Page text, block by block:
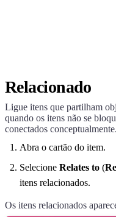
Relacionado
Ligue itens que partilham
quando os itens não se
conectados conceptualmente.
Abra o cartão do item.
Selecione Relates to (
itens relacionados.
Os itens relacionados